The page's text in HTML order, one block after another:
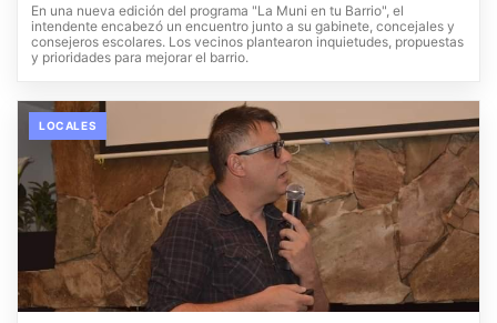
En una nueva edición del programa "La Muni en tu Barrio", el
intendente encabezó un encuentro junto a su gabinete, concejales y
consejeros escolares. Los vecinos plantearon inquietudes, propuestas
y prioridades para mejorar el barrio.
LOCALES